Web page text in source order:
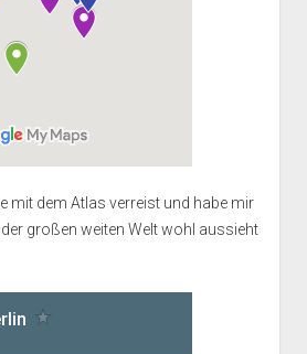
mit dem Atlas verreist und habe mir
großen weiten Welt wohl aussieht